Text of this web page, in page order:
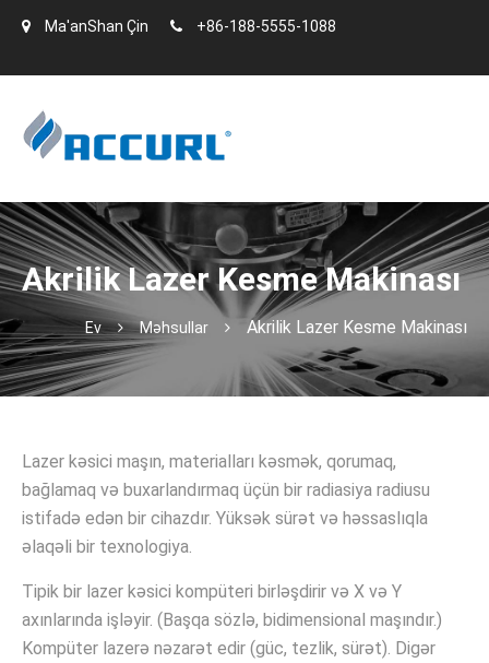
Ma'anShan Çin +86-188-5555-1088
Akrilik Lazer Kesme Makinası
Ev Məhsullar Akrilik Lazer Kesme Makinası
Lazer kəsici maşın, materialları kəsmək, qorumaq,
bağlamaq və buxarlandırmaq üçün bir radiasiya radiusu
istifadə edən bir cihazdır. Yüksək sürət və həssaslıqla
əlaqəli bir texnologiya.
Tipik bir lazer kəsici kompüteri birləşdirir və X və Y
axınlarında işləyir. (Başqa sözlə, bidimensional maşındır.)
Kompüter lazerə nəzarət edir (güc, tezlik, sürət). Digər